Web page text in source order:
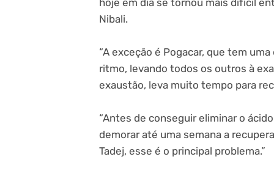
Nibali.
“A exceção é Pogacar, que tem
ritmo, levando todos os outros à
exaustão, leva muito tempo para
“Antes de conseguir eliminar o
demorar até uma semana a
Tadej, esse é o principal problema.”